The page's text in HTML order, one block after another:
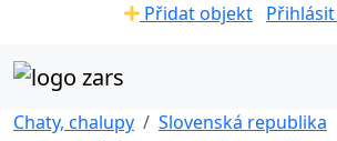
Přidat objekt
Chaty, chalupy
Slovenská republika